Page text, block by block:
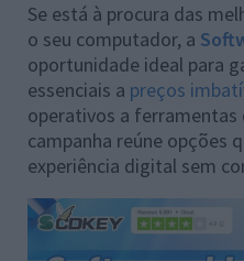
Se está à procura das
o seu computador, a
oportunidade ideal para
essenciais a preços
operativos a
campanha reúne opções
experiência digital sem